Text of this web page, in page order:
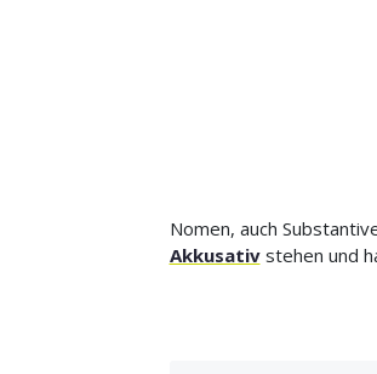
Nomen, auch
Akkusativstehen und